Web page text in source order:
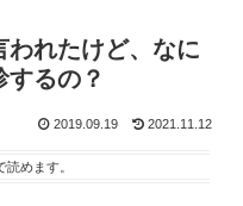
われたけど、なに
るの？
2019.09.19 2021.11.12
読めます。